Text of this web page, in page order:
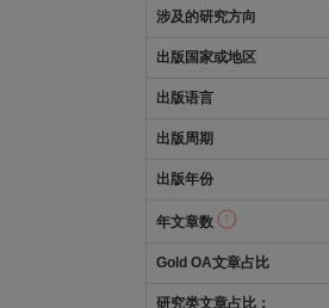
涉及的研究方向
出版国家或地区
出版语言
出版周期
出版年份
年文章数
Gold OA文章占比
研究类文章占比：